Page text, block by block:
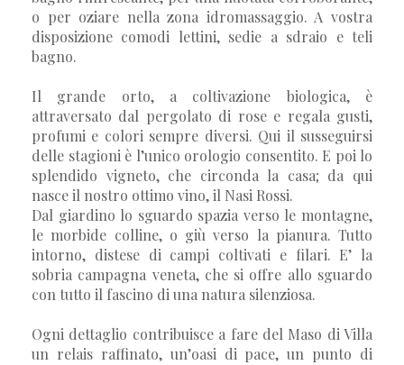
o per oziare nella zona idromassaggio. A vostra
disposizione comodi lettini, sedie a sdraio e teli
bagno.
Il grande orto, a coltivazione biologica, è
attraversato dal pergolato di rose e regala gusti,
profumi e colori sempre diversi. Qui il susseguirsi
delle stagioni è l’unico orologio consentito. E poi lo
splendido vigneto, che circonda la casa; da qui
nasce il nostro ottimo vino, il Nasi Rossi.
Dal giardino lo sguardo spazia verso le montagne,
le morbide colline, o giù verso la pianura. Tutto
intorno, distese di campi coltivati e filari. E’ la
sobria campagna veneta, che si offre allo sguardo
con tutto il fascino di una natura silenziosa.
Ogni dettaglio contribuisce a fare del Maso di Villa
un relais raffinato, un’oasi di pace, un punto di